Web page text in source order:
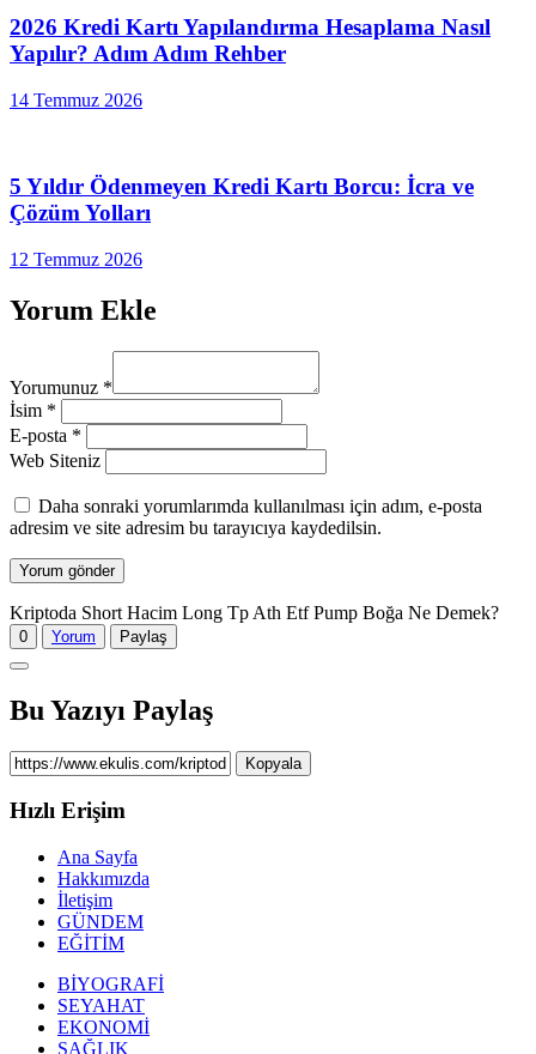
2026 Kredi Kartı Yapılandırma Hesaplama Nasıl
Yapılır? Adım Adım Rehber
14 Temmuz 2026
5 Yıldır Ödenmeyen Kredi Kartı Borcu: İcra ve
Çözüm Yolları
12 Temmuz 2026
Yorum Ekle
Yorumunuz *
İsim *
E-posta *
Web Siteniz
Daha sonraki yorumlarımda kullanılması için adım, e-posta
adresim ve site adresim bu tarayıcıya kaydedilsin.
Kriptoda Short Hacim Long Tp Ath Etf Pump Boğa Ne Demek?
0 Yorum Paylaş
Bu Yazıyı Paylaş
Kopyala
Hızlı Erişim
Ana Sayfa
Hakkımızda
İletişim
GÜNDEM
EĞİTİM
BİYOGRAFİ
SEYAHAT
EKONOMİ
SAĞLIK